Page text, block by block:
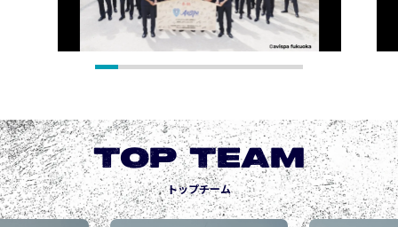
TOP TEAM
トップチーム